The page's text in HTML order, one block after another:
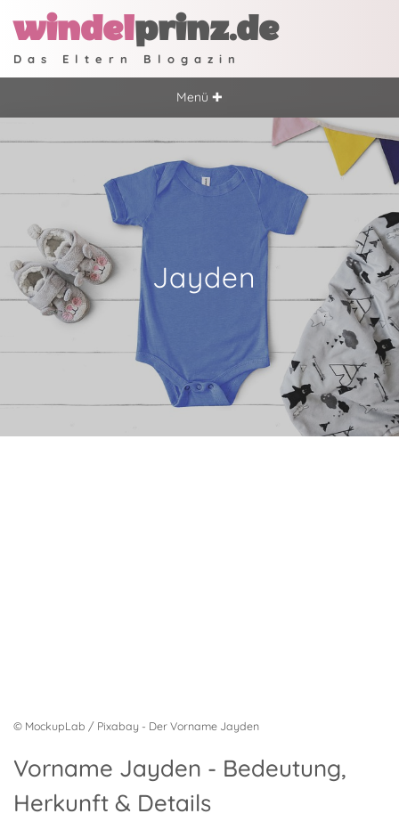
windelprinz.de
Das Eltern Blogazin
Menü ✚
Jayden
© MockupLab / Pixabay - Der Vorname Jayden
Vorname Jayden - Bedeutung,
Herkunft & Details